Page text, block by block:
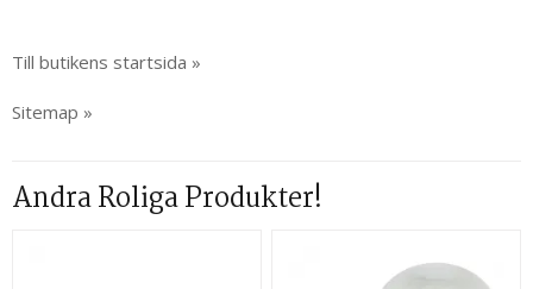
Till butikens startsida »
Sitemap »
Andra Roliga Produkter!